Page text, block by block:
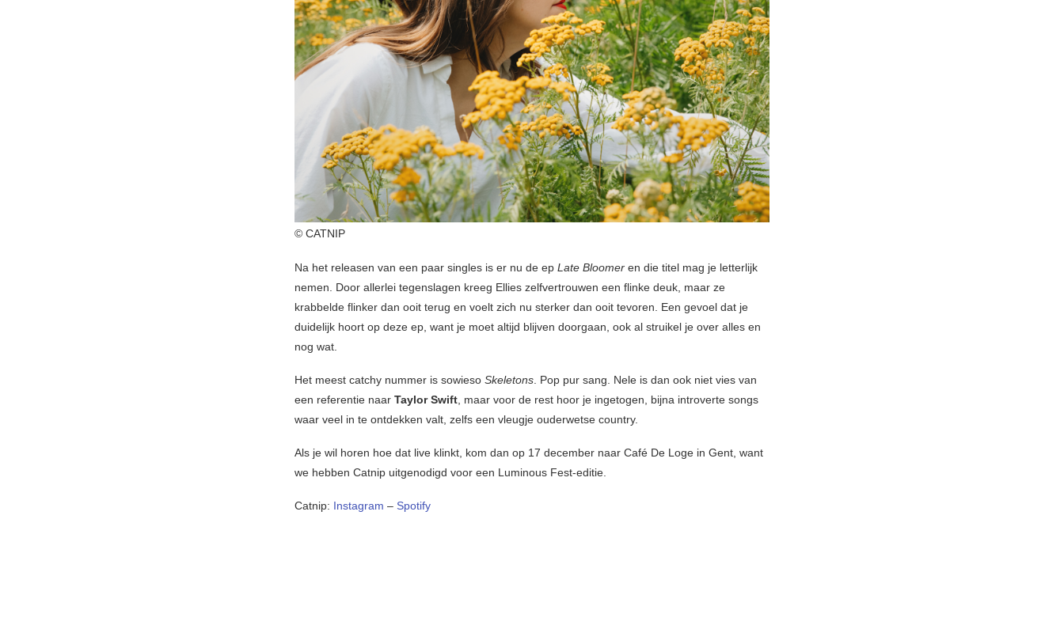
© CATNIP
Na het releasen van een paar singles is er nu de ep Late Bloomer en die titel mag je letterlijk
nemen. Door allerlei tegenslagen kreeg Ellies zelfvertrouwen een flinke deuk, maar ze
krabbelde flinker dan ooit terug en voelt zich nu sterker dan ooit tevoren. Een gevoel dat je
duidelijk hoort op deze ep, want je moet altijd blijven doorgaan, ook al struikel je over alles en
nog wat.
Het meest catchy nummer is sowieso Skeletons. Pop pur sang. Nele is dan ook niet vies van
een referentie naar Taylor Swift, maar voor de rest hoor je ingetogen, bijna introverte songs
waar veel in te ontdekken valt, zelfs een vleugje ouderwetse country.
Als je wil horen hoe dat live klinkt, kom dan op 17 december naar Café De Loge in Gent, want
we hebben Catnip uitgenodigd voor een Luminous Fest-editie.
Catnip: Instagram – Spotify